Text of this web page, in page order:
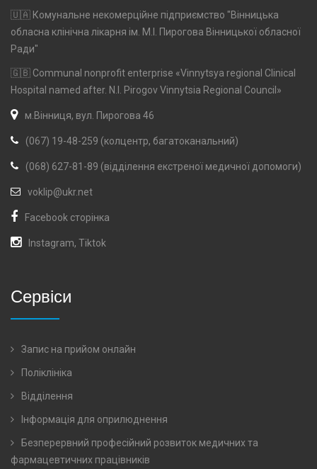
🇺🇦 Комунальне некомерційне підприємство "Вінницька
обласна клінічна лікарня ім. М.І. Пирогова Вінницької обласної
Ради"
🇬🇧 Communal nonprofit enterprise «Vinnytsya regional Clinical
Hospital named after. N.I. Pirogov Vinnytsia Regional Council»
м.Вінниця, вул. Пирогова 46
(067) 19-48-259 (колцентр, багатоканальний)
(068) 627-81-89 (відділення екстреної медичної допомоги)
voklip@ukr.net
Facebook сторінка
Instagram, Tiktok
Сервіси
Запис на прийом онлайн
Поліклініка
Відділення
Інформація для оприлюднення
Безперервний професійний розвиток медичних та
фармацевтичних працівників